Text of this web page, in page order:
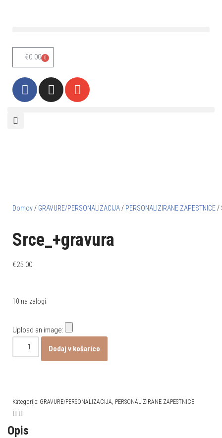
vsebino
€0.00 0
Domov / GRAVURE/PERSONALIZACIJA / PERSONALIZIRANE ZAPESTNICE /
Srce_+gravura
€25.00
10 na zalogi
Upload an image:
Dodaj v košarico
Kategorije: GRAVURE/PERSONALIZACIJA, PERSONALIZIRANE ZAPESTNICE
Opis